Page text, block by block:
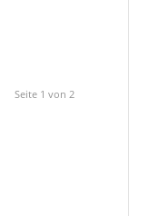
Seite 1 von 2